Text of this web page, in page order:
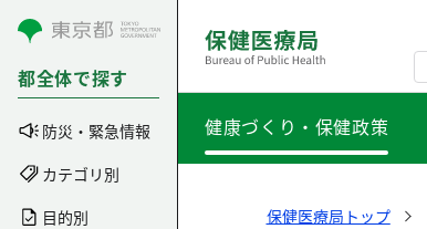
コンテンツにスキップ
都全体で探す
防災・緊急情報
カテゴリ別
目的別
健康づくり・保健政策
保健医療局トップ